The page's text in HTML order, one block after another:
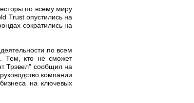
по всему миру
Trust опустились на
сократились на
по всем
Тем, кто не сможет
Трэвел" сообщил на
компании
на ключевых